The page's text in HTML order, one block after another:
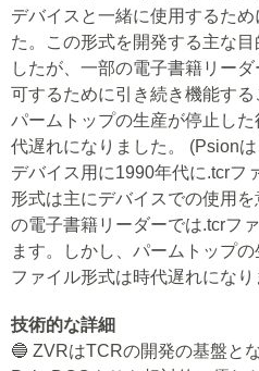
デバイスと一緒に使用するた
た。この形式を開発する主な
したが、一部の電子書籍リー
可するために引き続き機能する
パームトップの生産が停止し
代遅れになりました。 (Psion
デバイス用に1990年代に.tcrフ
形式は主にデバイスでの使用
の電子書籍リーダーでは.tcrフ
ます。しかし、パームトップ
ファイル形式は時代遅れにな
技術的な詳細
🔵 ZVRはTCRの開発の基盤と